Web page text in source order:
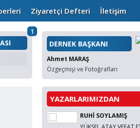
Ziyaretçi Defteri İletişim
1
DERNEK BAŞKANI
Ahmet MARAŞ
Özgeçmişi ve Fotoğrafları
YAZARLARIMIZDAN
RUHİ SOYLAMIŞ